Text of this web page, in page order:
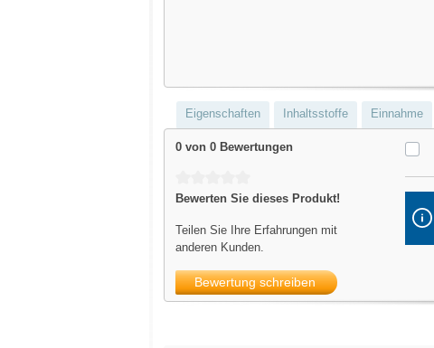
Eigenschaften Inhaltsstoffe Einnahme
0 von 0 Bewertungen
Durchschnittliche Bewertung von 0 von 5 Sternen
Bewerten Sie dieses Produkt!
Teilen Sie Ihre Erfahrungen mit
anderen Kunden.
Bewertung schreiben